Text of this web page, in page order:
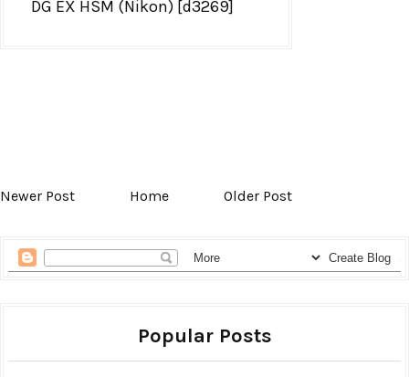
DG EX HSM (Nikon) [d3269]
Newer Post Home Older Post
Popular Posts